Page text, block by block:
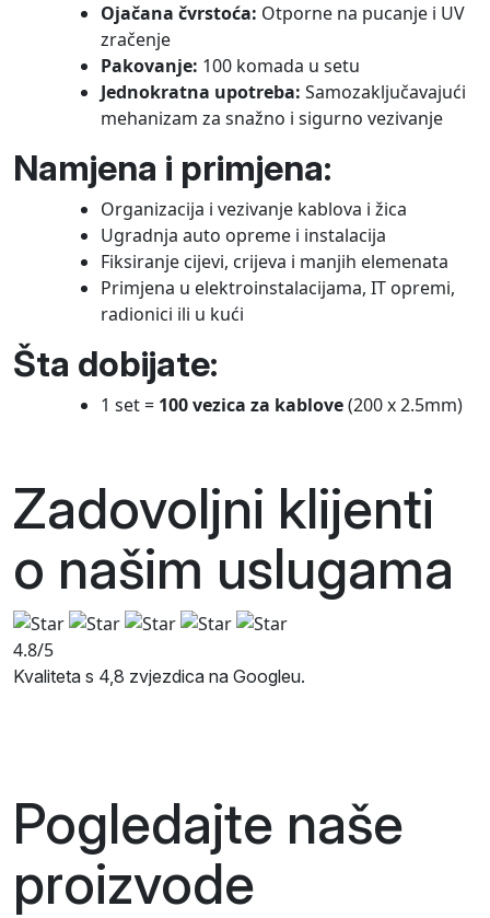
Ojačana čvrstoća: Otporne na pucanje i UV
zračenje
Pakovanje: 100 komada u setu
Jednokratna upotreba: Samozaključavajući
mehanizam za snažno i sigurno vezivanje
Namjena i primjena:
Organizacija i vezivanje kablova i žica
Ugradnja auto opreme i instalacija
Fiksiranje cijevi, crijeva i manjih elemenata
Primjena u elektroinstalacijama, IT opremi,
radionici ili u kući
Šta dobijate:
1 set = 100 vezica za kablove(200 x 2.5mm)
Zadovoljni klijenti
o našim uslugama
4.8/5
Kvaliteta s 4,8 zvjezdica na Googleu.
Pogledajte naše
proizvode